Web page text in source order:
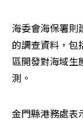
海委會海保署則
的調查資料，包
區開發對海域生
測。
金門縣港務處表